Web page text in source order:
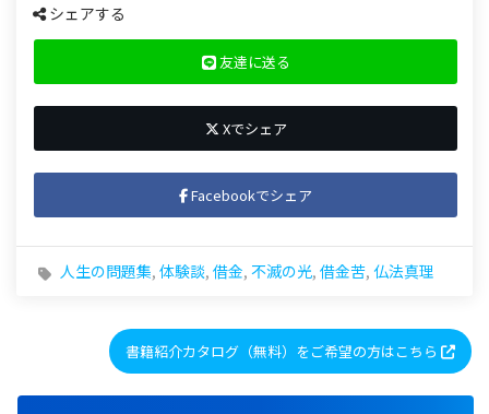
シェアする
友達に送る
Xでシェア
Facebookでシェア
人生の問題集, 体験談, 借金, 不滅の光, 借金苦, 仏法真理
書籍紹介カタログ（無料）をご希望の方はこちら